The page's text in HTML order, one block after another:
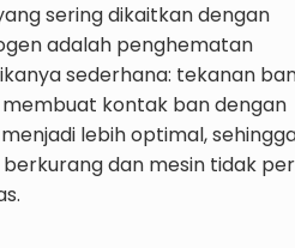
sering dikaitkan dengan
adalah penghematan
sederhana: tekanan
kontak ban dengan
lebih optimal,
dan mesin tidak